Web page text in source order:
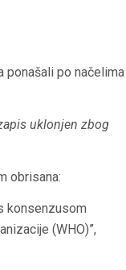
ponašali po načelima
uklonjen zbog
obrisana:
konsenzusom
(WHO)”,